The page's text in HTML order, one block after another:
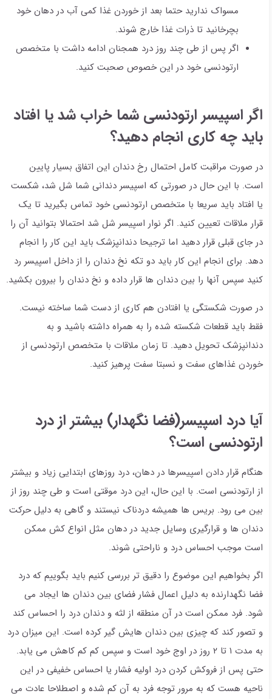
مسواک ندارید حتما بعد از خوردن غذا کمی آب در دهان خود
بچرخانید تا ذرات غذا خارج شوند.
اگر پس از طی چند روز درد همجنان ادامه داشت با متخصص
ارتودنسی خود در این خصوص صحبت کنید.
اگر اسپیسر ارتودنسی شما خراب شد یا افتاد
باید چه کاری انجام دهید؟
در صورت مراقبت کامل احتمال رخ دندان این اتفاق بسیار پایین
است. با این حال در صورتی که اسپیسر دندانی شما شل شد، شکست
یا افتاد باید سریعا با متخصص ارتودنسی خود تماس بگیرید تا یک
قرار ملاقات تعیین کنید. اگر نوار اسپیسر شل شد احتمالا بتوانید آن را
در جای قبلی قرار دهید اما ترجیحا دندانپزشک باید این کار را انجام
دهد. برای انجام این کار باید دو تکه نخ دندان را از داخل اسپیسر رد
کنید سپس آنها را بین دندان ها قرار داده و نخ دندان را بیرون بکشید.
در صورت شکستگی یا افتادن هم کاری از دست شما ساخته نیست.
فقط باید قطعات شکسته شده را به همراه داشته باشید و به
دندانپزشک تحویل دهید. تا زمان ملاقات با متخصص ارتودنسی از
خوردن غذاهای سفت و نسبتا سفت پرهیز کنید.
آیا درد اسپیسر(فضا نگهدار) بیشتر از درد
ارتودنسی است؟
هنگام قرار دادن اسپیسرها در دهان، درد روزهای ابتدایی زیاد و بیشتر
از ارتودنسی است. با این حال، این درد موقتی است و طی چند روز از
بین می رود. بریس ها همیشه دردناک نیستند و گاهی به دلیل حرکت
دندان ها و قرارگیری وسایل جدید در دهان مثل انواع کش ممکن
است موجب احساس درد و ناراحتی شوند.
اگر بخواهیم این موضوع را دقیق تر بررسی کنیم باید بگوییم که درد
فضا نگهدارنده به دلیل اعمال فشار فضای بین دندان ها ایجاد می
شود. فرد ممکن است در آن منطقه از لثه و دندان درد را احساس کند
و تصور کند که چیزی بین دندان هایش گیر کرده است. این میزان درد
به مدت ۱ تا ۲ روز در اوج خود است و سپس کم کم کاهش می یابد.
حتی پس از فروکش کردن درد اولیه فشار یا احساس خفیفی در این
ناحیه هست که به مرور توجه فرد به آن کم شده و اصطلاحا عادت می